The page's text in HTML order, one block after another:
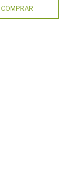
COMPRAR